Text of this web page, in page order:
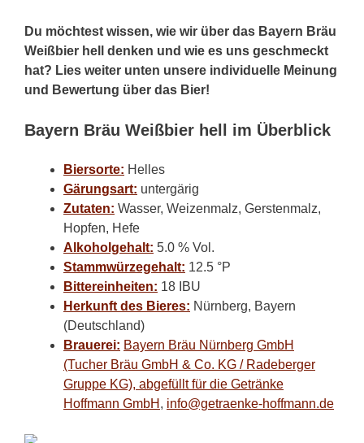
Du möchtest wissen, wie wir über das Bayern Bräu
Weißbier hell denken und wie es uns geschmeckt
hat? Lies weiter unten unsere individuelle Meinung
und Bewertung über das Bier!
Bayern Bräu Weißbier hell im Überblick
Biersorte: Helles
Gärungsart: untergärig
Zutaten: Wasser, Weizenmalz, Gerstenmalz,
Hopfen, Hefe
Alkoholgehalt: 5.0 % Vol.
Stammwürzegehalt: 12.5 °P
Bittereinheiten: 18 IBU
Herkunft des Bieres: Nürnberg, Bayern
(Deutschland)
Brauerei: Bayern Bräu Nürnberg GmbH
(Tucher Bräu GmbH & Co. KG / Radeberger
Gruppe KG), abgefüllt für die Getränke
Hoffmann GmbH , info@getraenke-hoffmann.de